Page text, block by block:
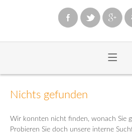
≡
Inhalt
Nichts gefunden
Wir konnten nicht finden, wonach Sie
Probieren Sie doch unsere interne